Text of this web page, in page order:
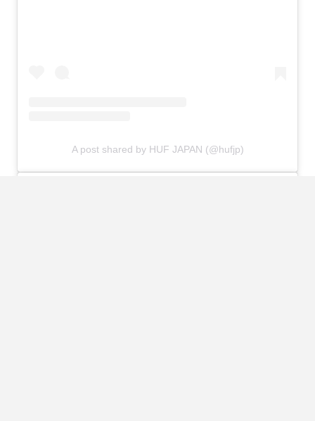
A post shared by HUF JAPAN (@hufjp)